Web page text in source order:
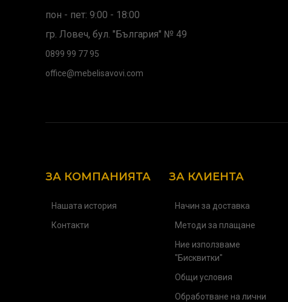
пон - пет: 9:00 - 18:00
гр. Ловеч, бул. "България" № 49
0899 99 77 95
office@mebelisavovi.com
ЗА КОМПАНИЯТА
Нашата история
Контакти
ЗА КЛИЕНТА
Начин за доставка
Методи за плащане
Ние използваме
"Бисквитки"
Общи условия
Обработване на лични